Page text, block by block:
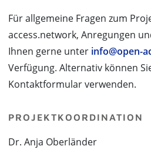
Für allgemeine Fragen zum
access.network, Anregungen
Ihnen gerne unter info@open-
Verfügung. Alternativ können
Kontaktformular verwenden.
PROJEKTKOORDINATION
Dr. Anja Oberländer